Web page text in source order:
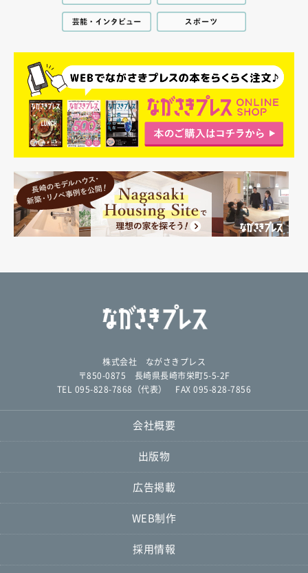
株式会社 ながさきプレス
〒850-0875 長崎県長崎市栄町5-5-2F
TEL 095-828-7868（代表） FAX 095-828-7856
会社概要
出版物
広告掲載
WEB制作
採用情報